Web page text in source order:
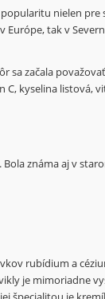
nielen
tak v
sa začala
kyselina listová,
známa aj v
rubídium a
je mimoriadne